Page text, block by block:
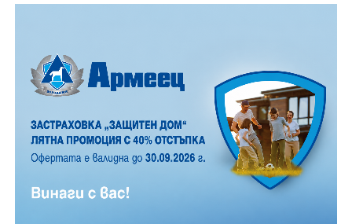
Години след разрушаването на кулата се заражда
инициатива за нейното възстановяване, обединила